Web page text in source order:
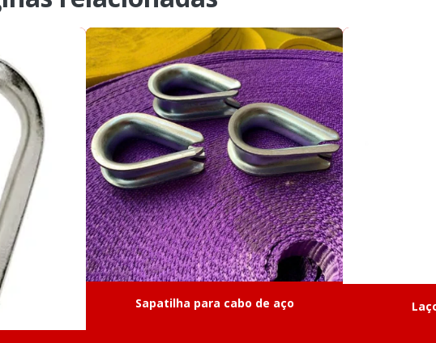
Fornecedor corda para pesca
Fornecedor corda trava quedas
Fornecedor manilha inox
Gancho clévis trava
Gancho giratorio
Gancho olhal
Grampo leve inox
Grampo pesado
Içamento de carga
Kit catraca cinta de amarração
Laço de cabo de aço
Manilha curva pesada
Manilha inox
Manilha reta pesada
Mosquetão inox trava simples
Sapatilha para cabo de aço